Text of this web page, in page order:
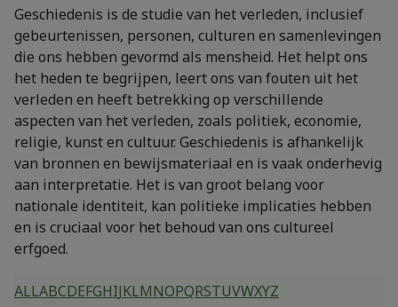
Geschiedenis is de studie van het verleden, inclusief
gebeurtenissen, personen, culturen en samenlevingen
die ons hebben gevormd als mensheid. Het helpt ons
het heden te begrijpen, leert ons van fouten uit het
verleden en heeft betrekking op verschillende
aspecten van het verleden, zoals politiek, economie,
religie, kunst en cultuur. Geschiedenis is afhankelijk
van bronnen en bewijsmateriaal en is vaak onderhevig
aan interpretatie. Het is van groot belang voor
nationale identiteit, kan politieke implicaties hebben
en is cruciaal voor het behoud van ons cultureel
erfgoed.
ALLABCDEFGHIJKLMNOPQRSTUVWXYZ